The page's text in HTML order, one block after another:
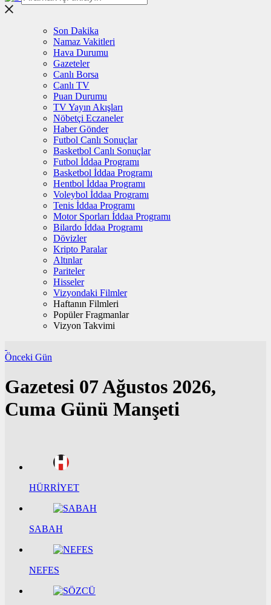
Son Dakika
Namaz Vakitleri
Hava Durumu
Gazeteler
Canlı Borsa
Canlı TV
Puan Durumu
TV Yayın Akışları
Nöbetçi Eczaneler
Haber Gönder
Futbol Canlı Sonuçlar
Basketbol Canlı Sonuçlar
Futbol İddaa Programı
Basketbol İddaa Programı
Hentbol İddaa Programı
Voleybol İddaa Programı
Tenis İddaa Programı
Motor Sporları İddaa Programı
Bilardo İddaa Programı
Dövizler
Kripto Paralar
Altınlar
Pariteler
Hisseler
Vizyondaki Filmler
Haftanın Filmleri
Popüler Fragmanlar
Vizyon Takvimi
Önceki Gün
Gazetesi 07 Ağustos 2026,
Cuma Günü Manşeti
HÜRRİYET
SABAH
NEFES